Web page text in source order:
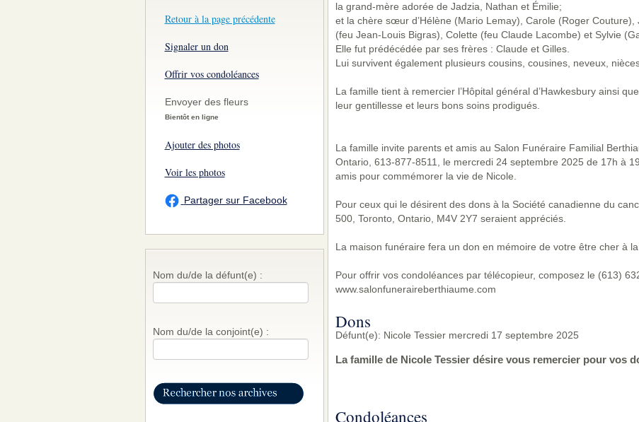
Retour à la page précédente
Signaler un don
Offrir vos condoléances
Envoyer des fleurs
Bientôt en ligne
Ajouter des photos
Voir les photos
Partager sur Facebook
Nom du/de la défunt(e) :
Nom du/de la conjoint(e) :
la grand-mère adorée de Jadzia, Nathan et Émilie;
et la chère sœur d’Hélène (Mario Lemay), Carole (Roger
(feu Jean-Louis Bigras), Colette (feu Claude Lacombe) et Sylvie
Elle fut prédécédée par ses frères : Claude et Gilles.
Lui survivent également plusieurs cousins, cousines, neveux,
La famille tient à remercier l’Hôpital général d’Hawkesbury ainsi
leur gentillesse et leurs bons soins prodigués.
La famille invite parents et amis au Salon Funéraire Familial
Ontario, 613-877-8511, le mercredi 24 septembre 2025 de 17h à
amis pour commémorer la vie de Nicole.
Pour ceux qui le désirent des dons à la Société canadienne du
500, Toronto, Ontario, M4V 2Y7 seraient appréciés.
La maison funéraire fera un don en mémoire de votre être cher à
Pour offrir vos condoléances par télécopieur, composez le (613)
www.salonfuneraireberthiaume.com
Dons
Défunt(e): Nicole Tessier mercredi 17 septembre 2025
La famille de Nicole Tessier désire vous remercier pour vos
Condoléances